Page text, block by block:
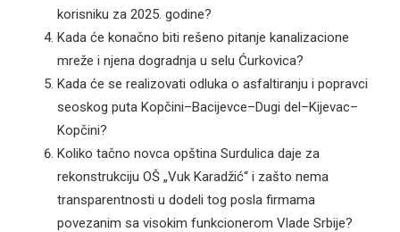
korisniku za 2025. godine?
Kada će konačno biti rešeno pitanje kanalizacione
mreže i njena dogradnja u selu Ćurkovica?
Kada će se realizovati odluka o asfaltiranju i popravci
seoskog puta Kopčini–Bacijevce–Dugi del–Kijevac–
Kopčini?
Koliko tačno novca opština Surdulica daje za
rekonstrukciju OŠ „Vuk Karadžić“ i zašto nema
transparentnosti u dodeli tog posla firmama
povezanim sa visokim funkcionerom Vlade Srbije?